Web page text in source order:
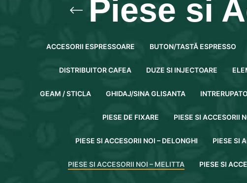
Piese si
ACCESORII ESPRESSOARE BUTON/TASTĂ ESPRESSO
DISTRIBUITOR CAFEA DUZE SI INJECTOARE
GEAM / STICLA GHIDAJ/SINA GLISANTA
PIESE DE FIXARE PIESE SI ACCESORII
PIESE SI ACCESORII NOI – DELONGHI PIESE SI
PIESE SI ACCESORII NOI – MELITTA PIESE SI